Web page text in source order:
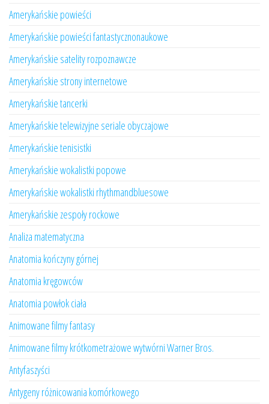
Amerykańskie powieści
Amerykańskie powieści fantastycznonaukowe
Amerykańskie satelity rozpoznawcze
Amerykańskie strony internetowe
Amerykańskie tancerki
Amerykańskie telewizyjne seriale obyczajowe
Amerykańskie tenisistki
Amerykańskie wokalistki popowe
Amerykańskie wokalistki rhythmandbluesowe
Amerykańskie zespoły rockowe
Analiza matematyczna
Anatomia kończyny górnej
Anatomia kręgowców
Anatomia powłok ciała
Animowane filmy fantasy
Animowane filmy krótkometrażowe wytwórni Warner Bros.
Antyfaszyści
Antygeny różnicowania komórkowego